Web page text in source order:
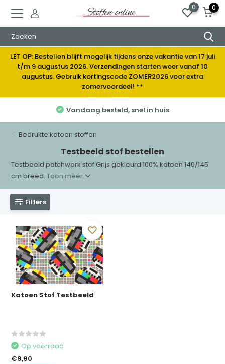
0 0
LET OP: Bestellen blijft mogelijk tijdens onze vakantie van 17 juli
t/m 9 augustus 2026. Verzendingen starten weer vanaf 10
augustus. Gebruik kortingscode ZOMER2026 voor extra
zomervoordeel! **
Vandaag besteld, snel in huis
Bedrukte katoen stoffen
Testbeeld stof bestellen
Testbeeld patchwork stof Grijs gekleurd 100% katoen 140/145
cm breed.Toon meer
Filters
Katoen Stof Testbeeld
Op voorraad
€9,90